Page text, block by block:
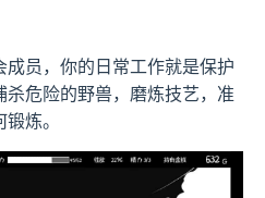
员，你的日常工作就是保护
危险的野兽，磨炼技艺，准
炼。